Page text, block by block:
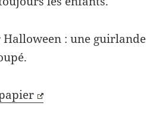
: une guirlande